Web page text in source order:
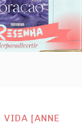
VIDA [ANNE